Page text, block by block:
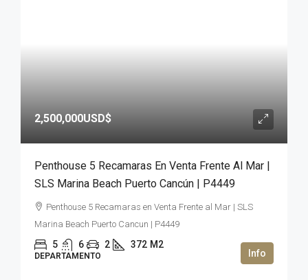
2,500,000USD$
Penthouse 5 Recamaras En Venta Frente Al Mar |
SLS Marina Beach Puerto Cancún | P4449
Penthouse 5 Recamaras en Venta Frente al Mar | SLS
Marina Beach Puerto Cancun | P4449
5 6 2 372 M2
DEPARTAMENTO